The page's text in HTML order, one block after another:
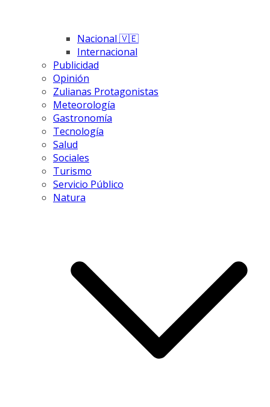
Nacional 🇻🇪
Internacional
Publicidad
Opinión
Zulianas Protagonistas
Meteorología
Gastronomía
Tecnología
Salud
Sociales
Turismo
Servicio Público
Natura